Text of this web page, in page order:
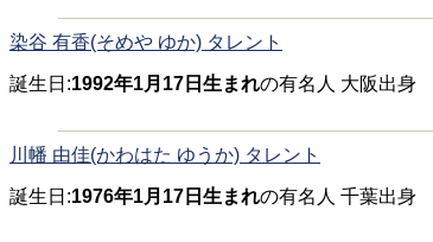
染谷 有香(そめや ゆか) タレント
誕生日:1992年1月17日生まれの有名人 大阪出身
川幡 由佳(かわはた ゆうか) タレント
誕生日:1976年1月17日生まれの有名人 千葉出身